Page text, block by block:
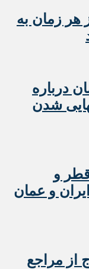
هر زمان به
درباره
شدن
و
و عمان
از مراجع